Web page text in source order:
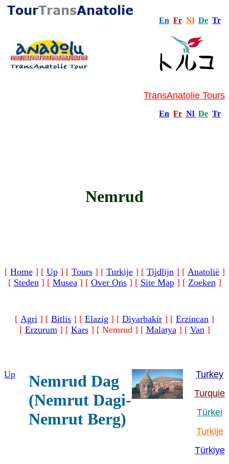
En Fr Nl De Tr
TransAnatolie Tours
En Fr Nl De Tr
Nemrud
[ Home] [ Up] [ Tours] [ Turkije] [ Tijdlijn] [ Anatolië]
[ Steden] [ Musea] [ Over Ons] [ Site Map] [ Zoeken]
[ Agri ] [ Bitlis ] [ Elazig ] [ Diyarbakir ] [ Erzincan ]
[ Erzurum] [ Kars] [ Nemrud ] [ Malatya] [ Van]
Up
Nemrud Dag
(Nemrut Dagi-
Nemrut Berg)
Turkey
Turquie
Türkei
Turkije
Türkiye